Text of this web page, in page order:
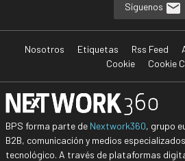
Síguenos
Nosotros Etiquetas Rss Feed
Cookie
Cookie
BPS forma parte de Nextwork360, grupo
B2B, comunicación y medios
tecnológico. A través de plataformas